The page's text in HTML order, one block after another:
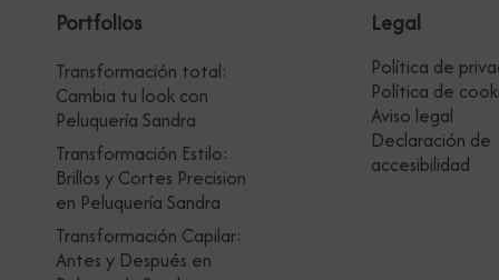
Portfolios
Transformación total:
Cambia tu look con
Peluquería Sandra
Transformación Estilo:
Brillos y Cortes Precision
en Peluquería Sandra
Transformación Capilar:
Antes y Después en
Legal
Política de
Política de
Aviso legal
Declaración de
accesibilidad